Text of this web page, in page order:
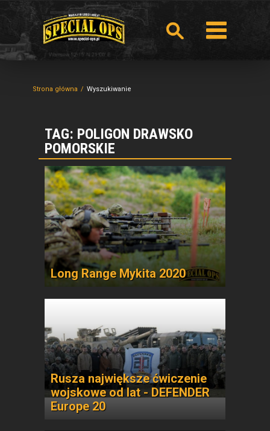
Strona główna Wyszukiwanie
TAG: POLIGON DRAWSKO
POMORSKIE
Long Range Mykita 2020
Rusza największe ćwiczenie
wojskowe od lat - DEFENDER
Europe 20